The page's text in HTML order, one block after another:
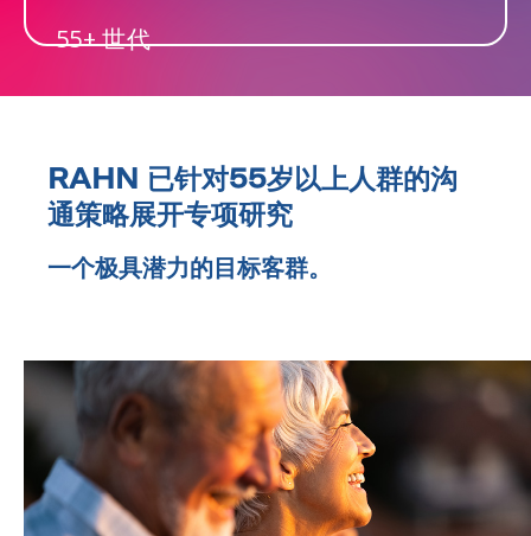
55+ 世代
RAHN 已针对55岁以上人群的沟
通策略展开专项研究
一个极具潜力的目标客群。